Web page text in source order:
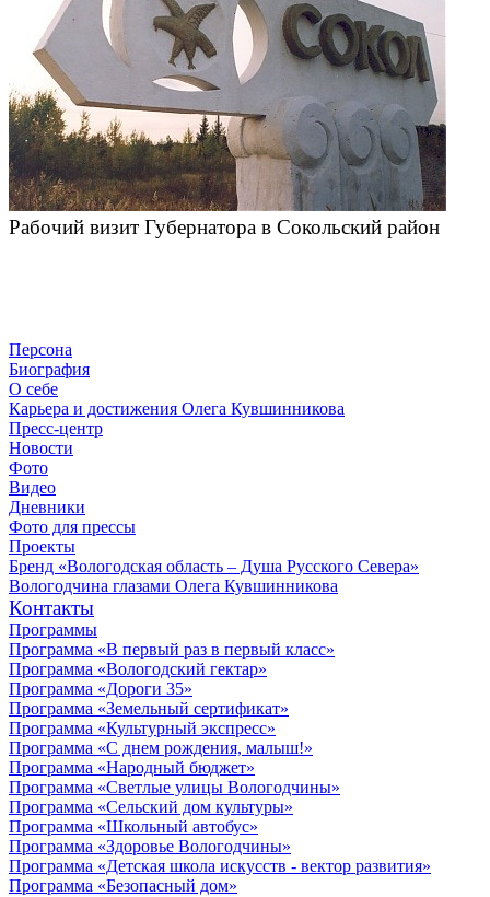
Рабочий визит Губернатора в Сокольский район
Персона
Биография
О себе
Карьера и достижения Олега Кувшинникова
Пресс-центр
Новости
Фото
Видео
Дневники
Фото для прессы
Проекты
Бренд «Вологодская область – Душа Русского Севера»
Вологодчина глазами Олега Кувшинникова
Контакты
Программы
Программа «В первый раз в первый класс»
Программа «Вологодский гектар»
Программа «Дороги 35»
Программа «Земельный сертификат»
Программа «Культурный экспресс»
Программа «С днем рождения, малыш!»
Программа «Народный бюджет»
Программа «Светлые улицы Вологодчины»
Программа «Сельский дом культуры»
Программа «Школьный автобус»
Программа «Здоровье Вологодчины»
Программа «Детская школа искусств - вектор развития»
Программа «Безопасный дом»